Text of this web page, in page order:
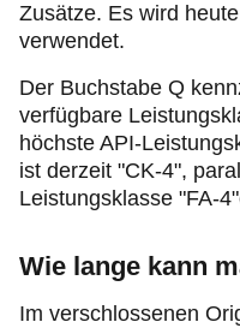
Zusätze. Es wird
verwendet.
Der Buchstabe Q
verfügbare
höchste API-
ist derzeit "CK-4",
Leistungsklasse "FA-
Wie lange kann
Im verschlossenen